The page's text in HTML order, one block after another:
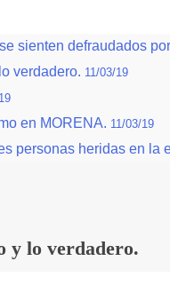
sienten defraudados
verdadero. 11/03/19
en MORENA. 11/03/19
personas heridas en la
y lo verdadero.